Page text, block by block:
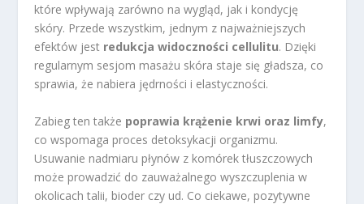
które wpływają zarówno na wygląd, jak i kondycję
skóry. Przede wszystkim, jednym z najważniejszych
efektów jest redukcja widoczności cellulitu. Dzięki
regularnym sesjom masażu skóra staje się gładsza, co
sprawia, że nabiera jędrności i elastyczności.
Zabieg ten także poprawia krążenie krwi oraz limfy,
co wspomaga proces detoksykacji organizmu.
Usuwanie nadmiaru płynów z komórek tłuszczowych
może prowadzić do zauważalnego wyszczuplenia w
okolicach talii, bioder czy ud. Co ciekawe, pozytywne